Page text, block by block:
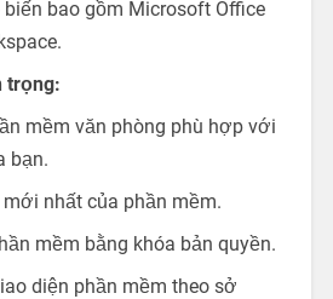
bao gồm Microsoft Office
trọng:
mềm văn phòng phù hợp với
bạn.
mới nhất của phần mềm.
mềm bằng khóa bản quyền.
diện phần mềm theo sở